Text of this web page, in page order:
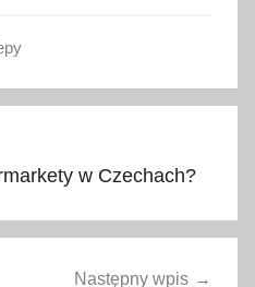
w Czechach?
Następny wpis